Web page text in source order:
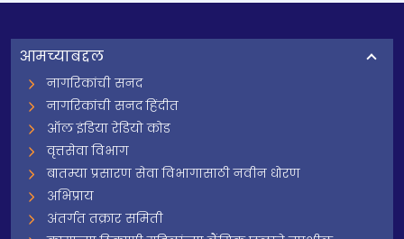
आमच्याबद्दल
नागरिकांची सनद
नागरिकांची सनद हिंदीत
ऑल इंडिया रेडियो कोड
वृत्तसेवा विभाग
बातम्या प्रसारण सेवा विभागासाठी नवीन धोरण
अभिप्राय
अंतर्गत तक्रार समिती